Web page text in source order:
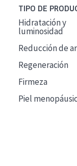
TIPO DE
Hidratación y
luminosidad
Reducción de
Regeneración
Firmeza
Piel